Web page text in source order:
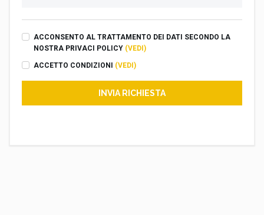
ACCONSENTO AL TRATTAMENTO DEI DATI SECONDO LA
NOSTRA PRIVACI POLICY (VEDI)
ACCETTO CONDIZIONI (VEDI)
INVIA RICHIESTA